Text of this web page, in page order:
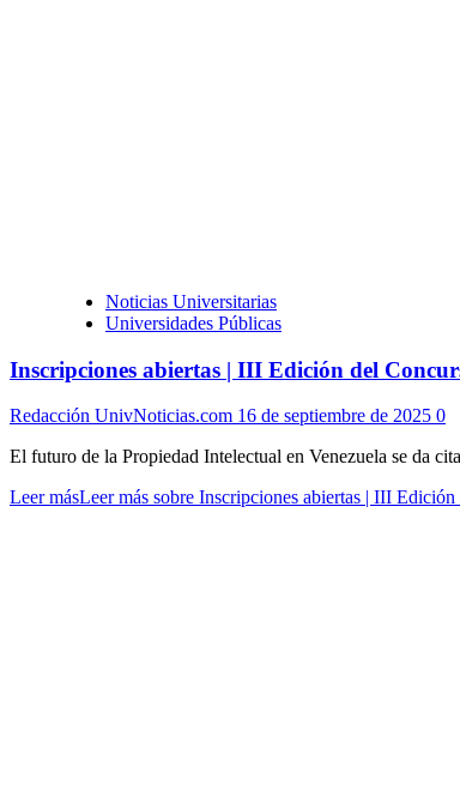
Noticias Universitarias
Universidades Públicas
Inscripciones abiertas | III Edición del
Redacción UnivNoticias.com 16 de septiembre de 2025 0
El futuro de la Propiedad Intelectual en Venezuela se da
Leer másLeer más sobre Inscripciones abiertas | III